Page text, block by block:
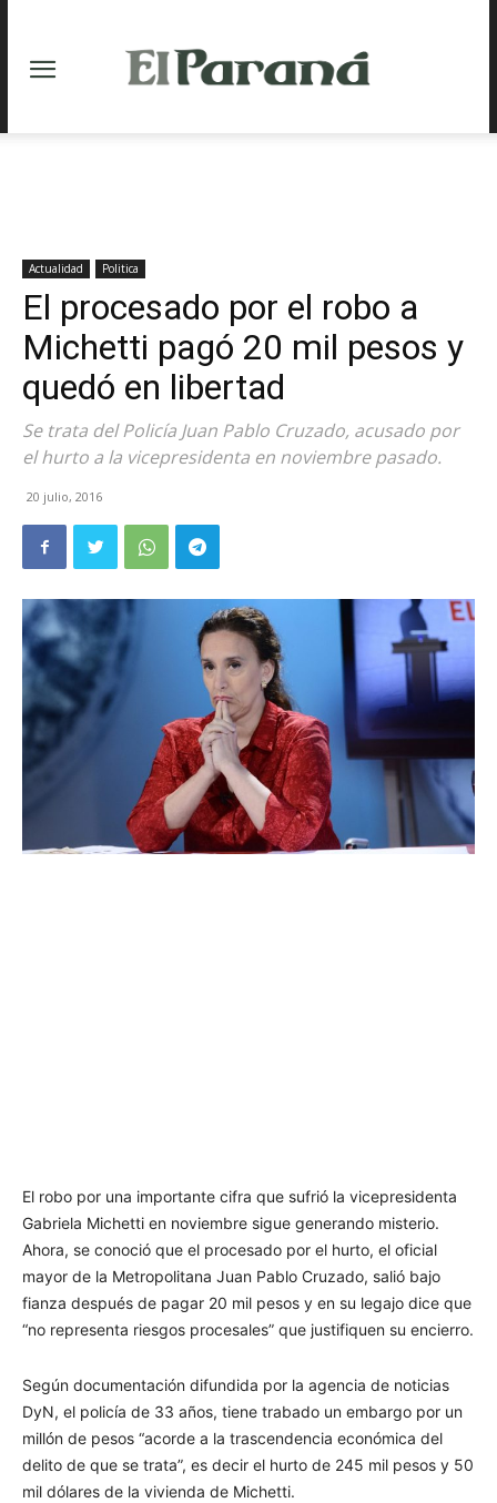
Actualidad Politica
El procesado por el robo a
Michetti pagó 20 mil pesos y
quedó en libertad
Se trata del Policía Juan Pablo Cruzado, acusado por
el hurto a la vicepresidenta en noviembre pasado.
20 julio, 2016
El robo por una importante cifra que sufrió la vicepresidenta
Gabriela Michetti en noviembre sigue generando misterio.
Ahora, se conoció que el procesado por el hurto, el oficial
mayor de la Metropolitana Juan Pablo Cruzado, salió bajo
fianza después de pagar 20 mil pesos y en su legajo dice que
“no representa riesgos procesales” que justifiquen su encierro.
Según documentación difundida por la agencia de noticias
DyN, el policía de 33 años, tiene trabado un embargo por un
millón de pesos “acorde a la trascendencia económica del
delito de que se trata”, es decir el hurto de 245 mil pesos y 50
mil dólares de la vivienda de Michetti.